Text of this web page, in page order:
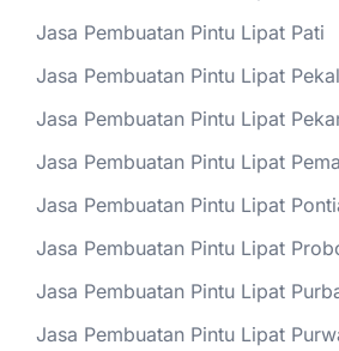
Jasa Pembuatan Pintu Lipat Pati
Jasa Pembuatan Pintu Lipat
Jasa Pembuatan Pintu Lipat
Jasa Pembuatan Pintu Lipat
Jasa Pembuatan Pintu Lipat
Jasa Pembuatan Pintu Lipat
Jasa Pembuatan Pintu Lipat
Jasa Pembuatan Pintu Lipat